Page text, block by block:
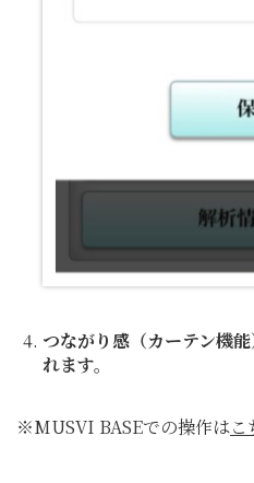
つながり感（カーテン機
れます。
※MUSVI BASEでの操作はこ